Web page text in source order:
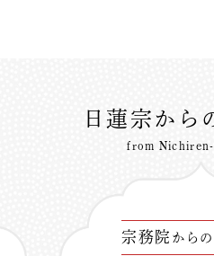
日蓮宗から
from
宗務院 からの